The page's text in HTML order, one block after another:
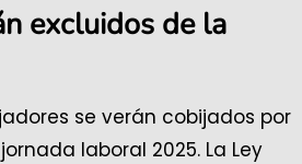
excluidos de la
se verán cobijados por
laboral 2025. La Ley